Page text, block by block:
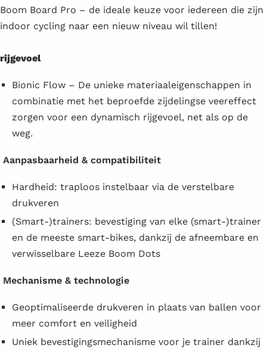
Boom Board Pro – de ideale keuze voor iedereen die zijn
indoor cycling naar een nieuw niveau wil tillen!
rijgevoel
Bionic Flow – De unieke materiaaleigenschappen in
combinatie met het beproefde zijdelingse veereffect
zorgen voor een dynamisch rijgevoel, net als op de
weg.
Aanpasbaarheid & compatibiliteit
Hardheid: traploos instelbaar via de verstelbare
drukveren
(Smart-)trainers: bevestiging van elke (smart-)trainer
en de meeste smart-bikes, dankzij de afneembare en
verwisselbare Leeze Boom Dots
Mechanisme & technologie
Geoptimaliseerde drukveren in plaats van ballen voor
meer comfort en veiligheid
Uniek bevestigingsmechanisme voor je trainer dankzij